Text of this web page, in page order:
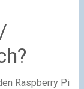
Raspberry Pi